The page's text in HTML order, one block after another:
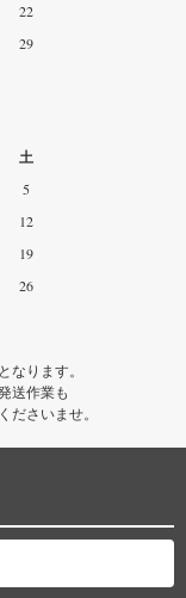
22
29
土
5
12
19
26
なります。
送作業も
ださいませ。